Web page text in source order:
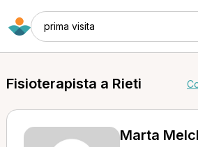
prima visita
Fisioterapista a Rieti
Marta